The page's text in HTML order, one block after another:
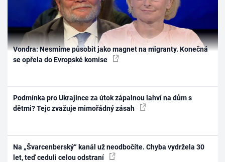
Vondra: Nesmíme působit jako magnet na migranty. Konečná
se opřela do Evropské komise
Podmínka pro Ukrajince za útok zápalnou lahví na dům s
dětmi? Tejc zvažuje mimořádný zásah
Na „Švarcenberský“ kanál už neodbočíte. Chyba vydržela 30
let, teď ceduli celou odstraní